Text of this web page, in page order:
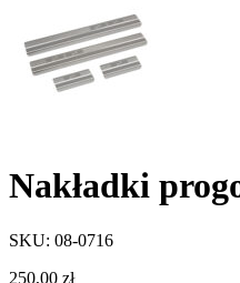
Nakładki
SKU: 08-0716
250,00 zł